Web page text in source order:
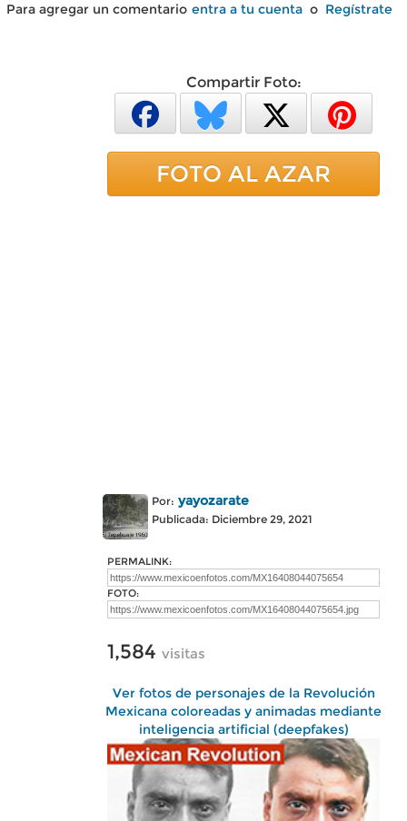
Para agregar un comentario entra a tu cuenta o Regístrate
Compartir Foto:
FOTO AL AZAR
Por: yayozarate
Publicada: Diciembre 29, 2021
PERMALINK:
FOTO:
1,584 visitas
Ver fotos de personajes de la Revolución
Mexicana coloreadas y animadas mediante
inteligencia artificial (deepfakes)